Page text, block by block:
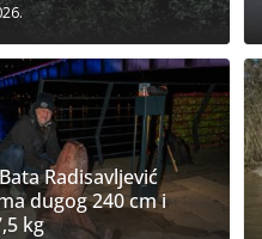
Radisavljević
dugog 240 cm i
kg